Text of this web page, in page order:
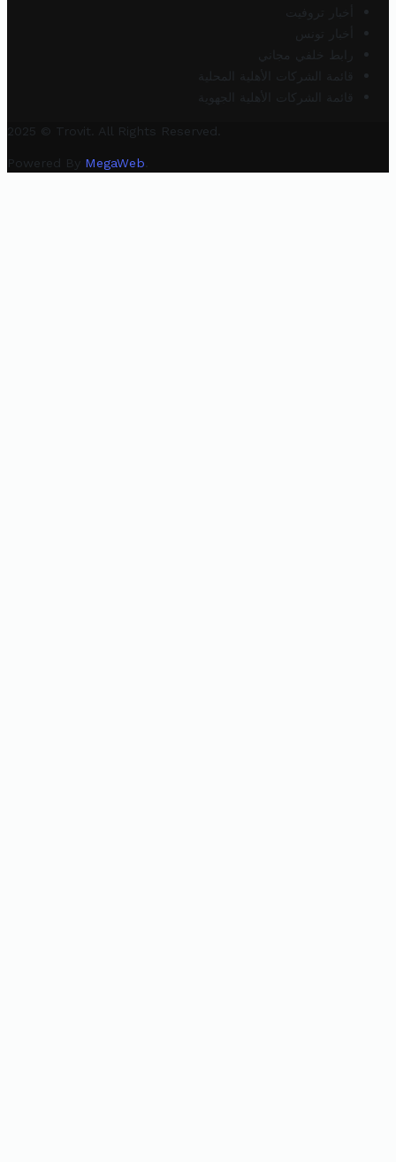
أخبار تروفيت
أخبار تونس
رابط خلفي مجاني
قائمة الشركات الأهلية المحلية
قائمة الشركات الأهلية الجهوية
2025 © Trovit. All Rights Reserved.
Powered By MegaWeb